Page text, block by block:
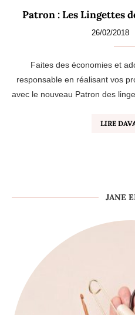
Patron : Les Lingettes
26/02/2018
Faites des économies et
responsable en réalisant vos
avec le nouveau Patron des
LIRE
JANE